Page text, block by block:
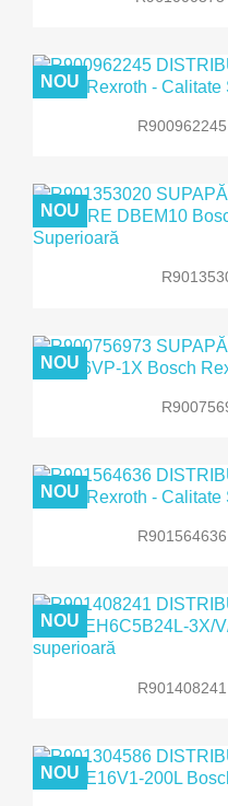
R900962245
NOU
NOU
NOU
NOU
R901408241
NOU
NOU